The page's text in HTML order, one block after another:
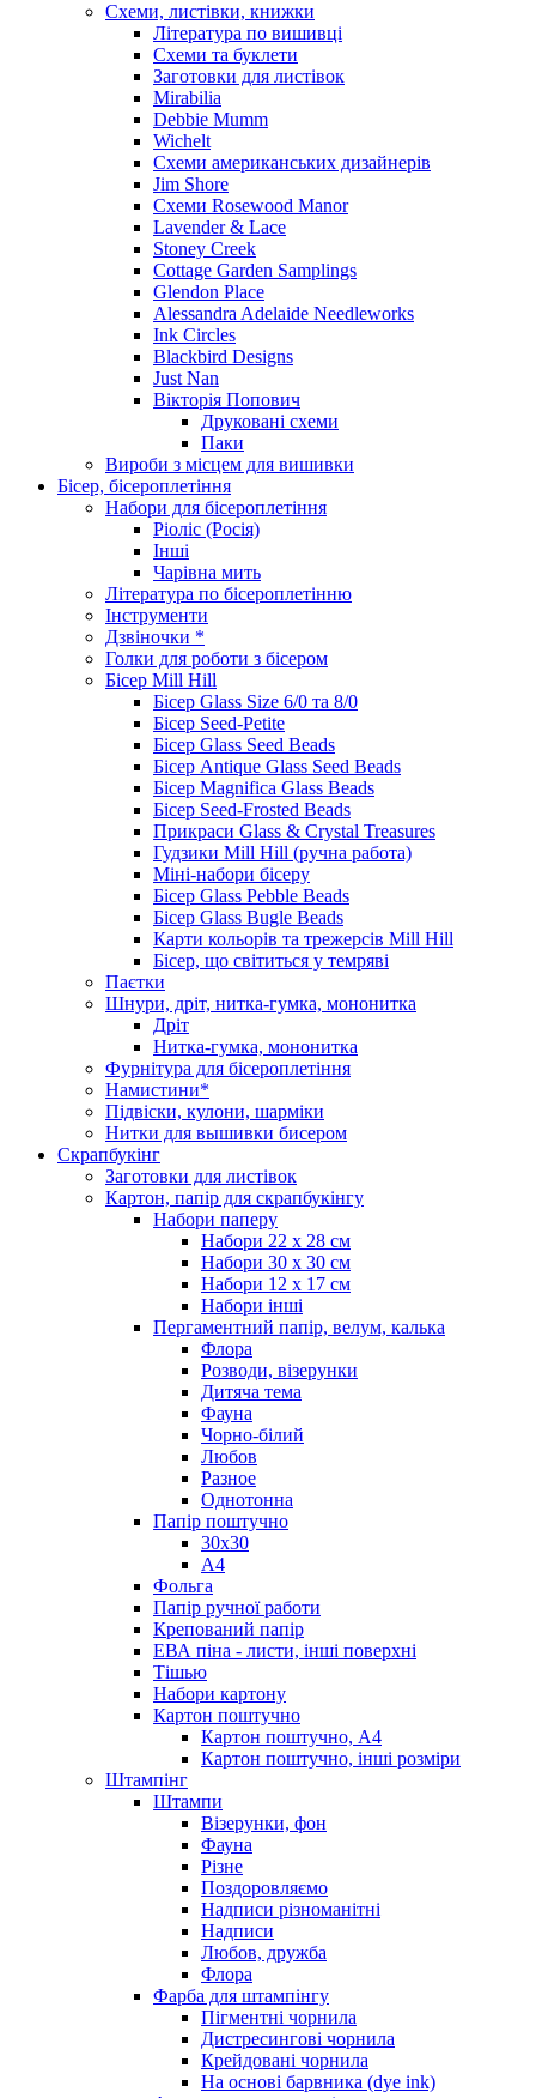
Схеми, листівки, книжки
Література по вишивці
Схеми та буклети
Заготовки для листівок
Mirabilia
Debbie Mumm
Wichelt
Схеми американських дизайнерів
Jim Shore
Cхеми Rosewood Manor
Lavender & Lace
Stoney Creek
Cottage Garden Samplings
Glendon Place
Alessandra Adelaide Needleworks
Ink Circles
Blackbird Designs
Just Nan
Вікторія Попович
Друковані схеми
Паки
Вироби з місцем для вишивки
Бісер, бісероплетіння
Набори для бісероплетіння
Ріоліс (Росія)
Інші
Чарівна мить
Література по бісероплетінню
Інструменти
Дзвіночки *
Голки для роботи з бісером
Бісер Mill Hill
Бісер Glass Size 6/0 та 8/0
Бісер Seed-Petite
Бісер Glass Seed Beads
Бісер Antique Glass Seed Beads
Бісер Magnifica Glass Beads
Бісер Seed-Frosted Beads
Прикраси Glass & Crystal Treasures
Гудзики Mill Hill (ручна работа)
Міні-набори бісеру
Бісер Glass Pebble Beads
Бісер Glass Bugle Beads
Карти кольорів та трежерсів Mill Hill
Бісер, що світиться у темряві
Паєтки
Шнури, дріт, нитка-гумка, мононитка
Дріт
Нитка-гумка, мононитка
Фурнітура для бісероплетіння
Намистини*
Підвіски, кулони, шарміки
Нитки для вышивки бисером
Скрапбукінг
Заготовки для листівок
Картон, папір для скрапбукінгу
Набори паперу
Набори 22 х 28 см
Набори 30 х 30 см
Набори 12 х 17 см
Набори інші
Пергаментний папір, велум, калька
Флора
Розводи, візерунки
Дитяча тема
Фауна
Чорно-білий
Любов
Разное
Однотонна
Папір поштучно
30х30
А4
Фольга
Папір ручної работи
Крепований папір
ЕВА піна - листи, інші поверхні
Тішью
Набори картону
Картон поштучно
Картон поштучно, А4
Картон поштучно, інші розміри
Штампінг
Штампи
Візерунки, фон
Фауна
Різне
Поздоровляємо
Надписи різноманітні
Надписи
Любов, дружба
Флора
Фарба для штампінгу
Пігментні чорнила
Дистресингові чорнила
Крейдовані чорнила
На основі барвника (dye ink)